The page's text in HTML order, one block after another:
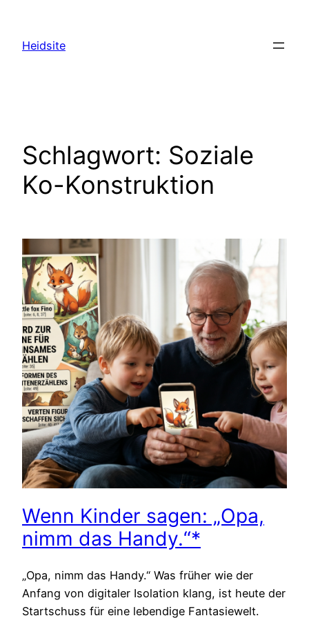
springen
Heidsite
Schlagwort: Soziale
Ko-Konstruktion
Wenn Kinder sagen: „Opa,
nimm das Handy.“*
„Opa, nimm das Handy.“ Was früher wie der
Anfang von digitaler Isolation klang, ist heute der
Startschuss für eine lebendige Fantasiewelt.